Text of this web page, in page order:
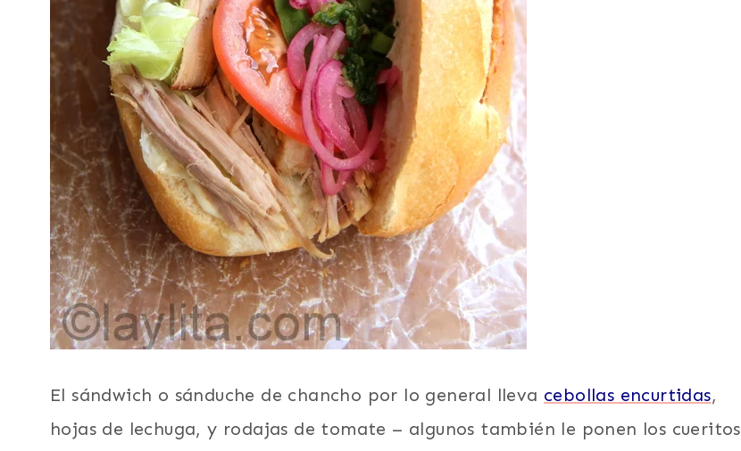
El sándwich o sánduche de chancho por lo general lleva cebollas encurtidas,
hojas de lechuga, y rodajas de tomate – algunos también le ponen los cueritos